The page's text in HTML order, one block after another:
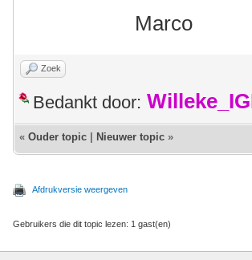
Marco
Zoek
Bedankt door:
« Ouder topic Nieuwer topic »
Afdrukversie weergeven
Gebruikers die dit topic lezen: 1 gast(en)